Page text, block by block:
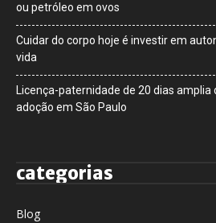
ou petróleo em ovos
Cuidar do corpo hoje é investir em
vida
Licença-paternidade de 20 dias
adoção em São Paulo
categorias
Blog